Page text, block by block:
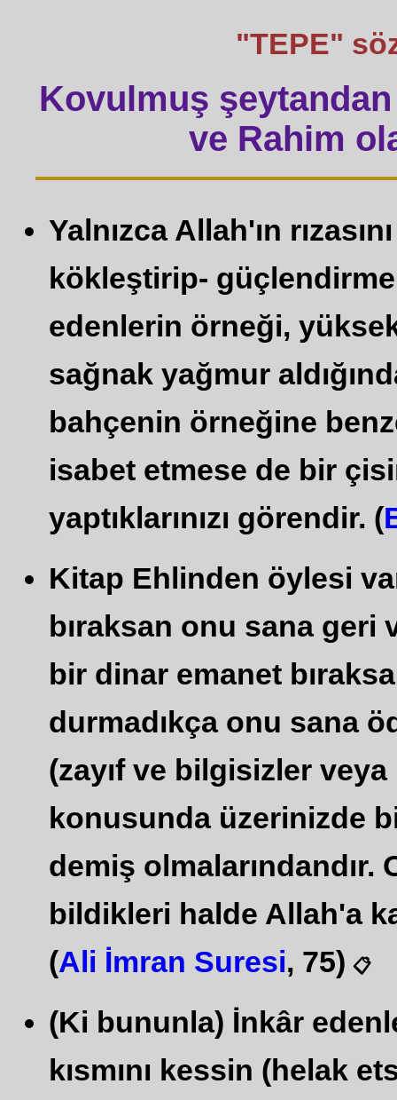
"TEPE"
Kovulmuş şeytandan
ve Rahim
Yalnızca Allah'ın
kökleştirip-
edenlerin örneği,
sağnak yağmur
bahçenin örneğine
isabet etmese de bir
yaptıklarınızı görendir. (
Kitap Ehlinden öylesi
bıraksan onu sana geri
bir dinar emanet
durmadıkça onu sana
(zayıf ve bilgisizler
konusunda üzerinizde
demiş
bildikleri halde Allah'a
(Ali İmran Suresi, 75) 📋
(Ki bununla) İnkâr
kısmını kessin (helak